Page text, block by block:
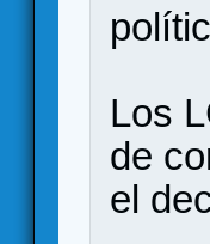
Los
de
el